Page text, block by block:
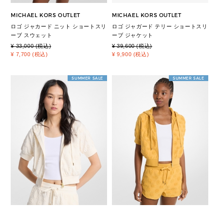
MICHAEL KORS OUTLET
ロゴ ジャカード ニット ショートスリ
ーブ スウェット
¥ 33,000 (税込)
¥ 7,700 (税込)
MICHAEL KORS OUTLET
ロゴ ジャガード テリー ショートスリ
ーブ ジャケット
¥ 39,600 (税込)
¥ 9,900 (税込)
SUMMER SALE SUMMER SALE